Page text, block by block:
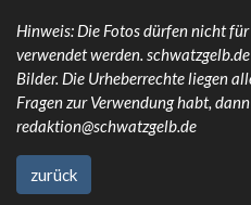
Hinweis: Die Fotos dürfen nicht
verwendet werden.
Bilder. Die Urheberrechte liegen
Fragen zur Verwendung habt,
redaktion@schwatzgelb.de
zurück